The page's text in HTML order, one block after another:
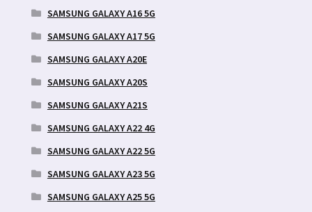
SAMSUNG GALAXY A16 5G
SAMSUNG GALAXY A17 5G
SAMSUNG GALAXY A20E
SAMSUNG GALAXY A20S
SAMSUNG GALAXY A21S
SAMSUNG GALAXY A22 4G
SAMSUNG GALAXY A22 5G
SAMSUNG GALAXY A23 5G
SAMSUNG GALAXY A25 5G